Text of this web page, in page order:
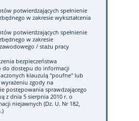
potwierdzających spełnienie
w zakresie wykształcenia
potwierdzających spełnienie
w zakresie
/ stażu pracy
bezpieczeństwa
do dostępu do informacji
klauzulą "poufne" lub
zgody na
postępowania sprawdzającego
z dnia 5 sierpnia 2010 r. o
niejawnych (Dz. U. Nr 182,